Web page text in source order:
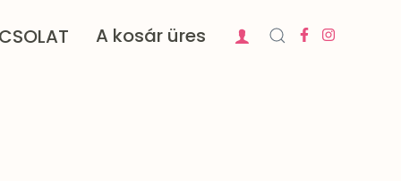
A kosár üres